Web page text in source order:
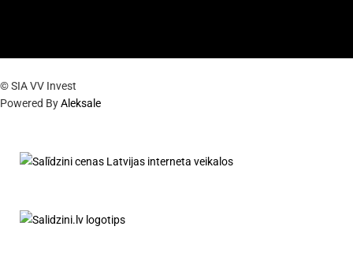
© SIA VV Invest
Powered ByAleksale